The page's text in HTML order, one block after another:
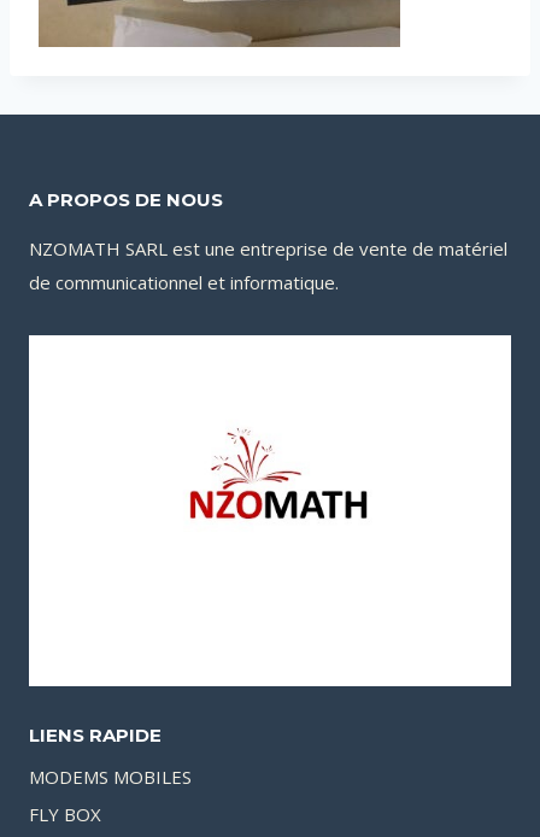
A PROPOS DE NOUS
NZOMATH SARL est une entreprise de vente de matériel
de communicationnel et informatique.
LIENS RAPIDE
MODEMS MOBILES
FLY BOX